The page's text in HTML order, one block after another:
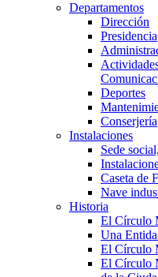
Departamentos
Dirección
Presidencia
Deportes
Conserjería
Instalaciones
Sede
Caseta de
Nave
Historia
El Círculo
Una
El Círculo
El Círculo